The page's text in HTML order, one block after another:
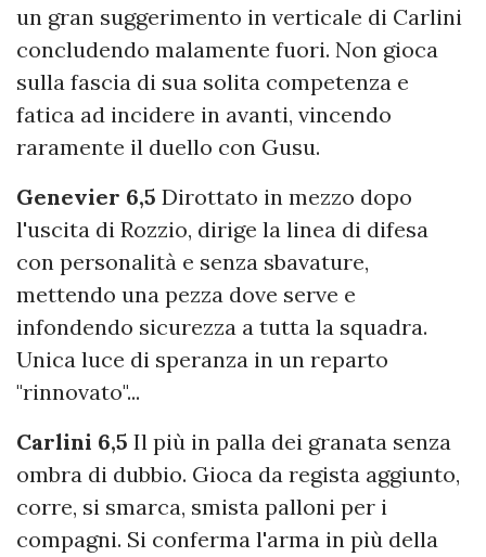
un gran suggerimento in verticale di Carlini
concludendo malamente fuori. Non gioca
sulla fascia di sua solita competenza e
fatica ad incidere in avanti, vincendo
raramente il duello con Gusu.
Genevier 6,5 Dirottato in mezzo dopo
l'uscita di Rozzio, dirige la linea di difesa
con personalità e senza sbavature,
mettendo una pezza dove serve e
infondendo sicurezza a tutta la squadra.
Unica luce di speranza in un reparto
"rinnovato"...
Carlini 6,5 Il più in palla dei granata senza
ombra di dubbio. Gioca da regista aggiunto,
corre, si smarca, smista palloni per i
compagni. Si conferma l'arma in più della